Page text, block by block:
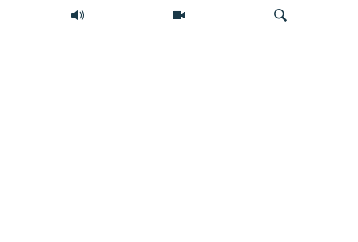
Интервју